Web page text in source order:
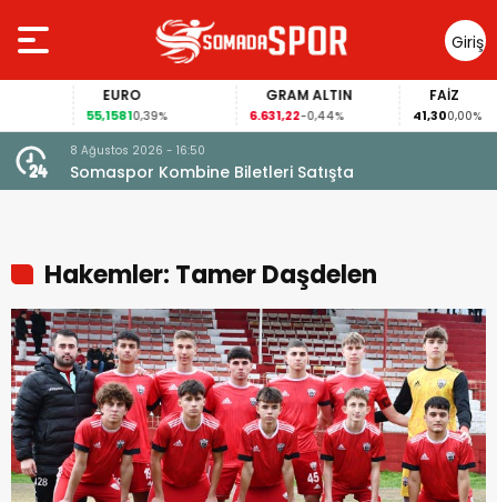
Giriş
Yap
EURO
55,15810,39%
GRAM ALTIN
6.631,22-0,44%
FAİZ
41,300,00%
8 Ağustos 2026 - 16:50
Somaspor Kombine Biletleri Satışta
Hakemler: Tamer Daşdelen